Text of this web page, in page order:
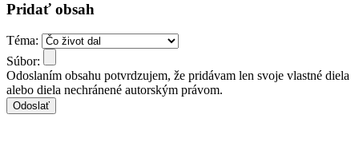
Pridať obsah
Téma:
Súbor:
Odoslaním obsahu potvrdzujem, že pridávam len svoje vlastné diela
alebo diela nechránené autorským právom.